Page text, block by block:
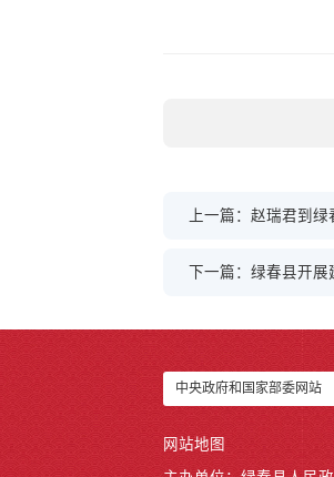
上一篇：赵瑞君到
下一篇：绿春县开展
中央政府和国家部委网站
网站地图